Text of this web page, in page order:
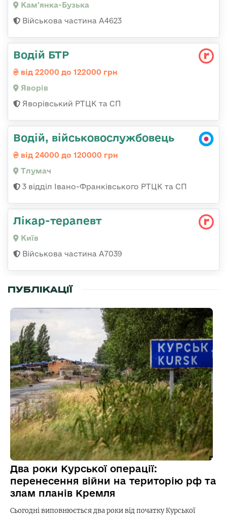
Кам'янка-Бузька
Військова частина А4623
Водій БТР
від 22000 до 122000 грн
Яворів
Яворівський РТЦК та СП
Водій, військовослужбовець
від 24000 до 120000 грн
Тлумач
3 відділ Івано-Франківського РТЦК та СП
Лікар-терапевт
Київ
Військова частина А7039
ПУБЛІКАЦІЇ
Два роки Курської операції:
перенесення війни на територію рф та
злам планів Кремля
Сьогодні виповнюється два роки від початку Курської